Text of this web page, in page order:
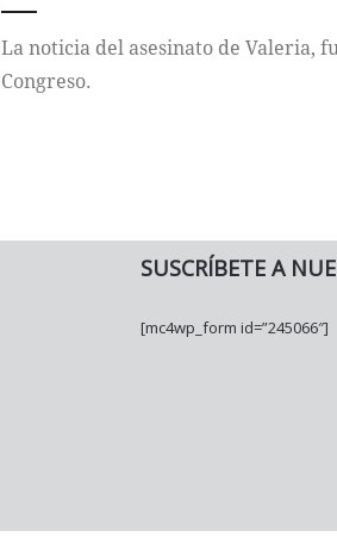
La noticia del asesinato de Valeria,
Congreso.
SUSCRÍBETE A
[mc4wp_form id=”245066″]